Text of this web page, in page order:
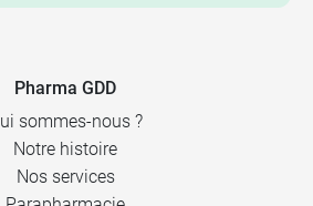
Pharma GDD
sommes-nous ?
Notre histoire
Nos services